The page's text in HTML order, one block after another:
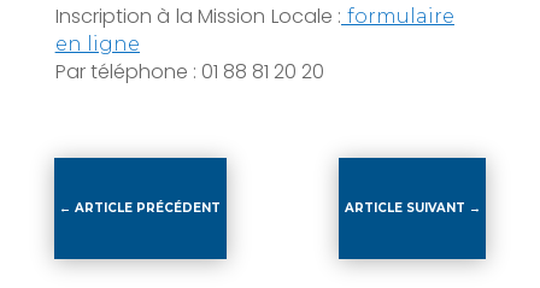
Inscription à la Mission Locale : formulaire
en ligne
Par téléphone : 01 88 81 20 20
←ARTICLE PRÉCÉDENT ARTICLE SUIVANT →